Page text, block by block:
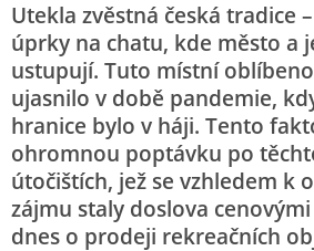
Utekla zvěstná česká tradice
úprky na chatu, kde město a
ustupují. Tuto místní
ujasnilo v době pandemie,
hranice bylo v háji. Tento
ohromnou poptávku po
útočištích, jež se vzhledem k
zájmu staly doslova
dnes o prodeji rekreačních